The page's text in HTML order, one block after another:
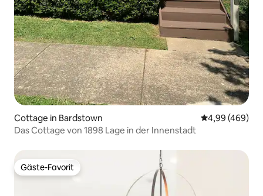
Cottage in Bardstown
4,99 (469)
Das Cottage von 1898 Lage in der Innenstadt
Gäste-Favorit
Gäste-Favorit